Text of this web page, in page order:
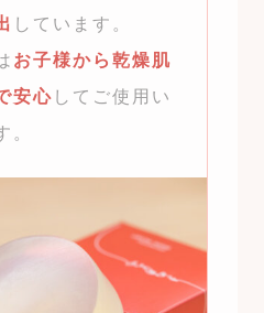
しています。
お子様から乾燥肌
安心 してご使用い
。